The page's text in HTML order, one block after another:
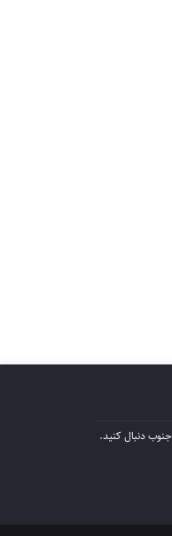
دنبال کنید.